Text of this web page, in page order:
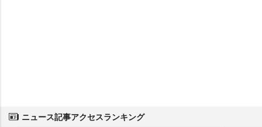
ニュース記事アクセスランキング